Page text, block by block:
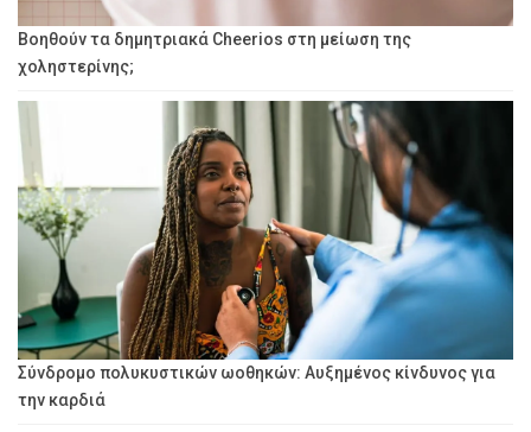
Βοηθούν τα δημητριακά Cheerios στη μείωση της
χοληστερίνης;
Σύνδρομο πολυκυστικών ωοθηκών: Αυξημένος κίνδυνος για
την καρδιά